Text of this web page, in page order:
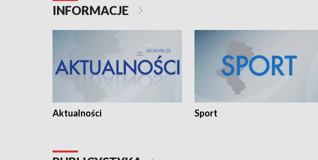
INFORMACJE
Aktualności Sport